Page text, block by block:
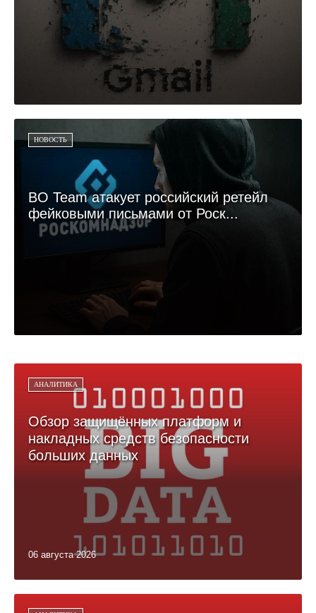
НОВОСТЬ
BO Team атакует российский ретейл
фейковыми письмами от Роск...
АНАЛИТИКА
Обзор защищённых платформ и
накладных средств безопасности
больших данных
06 августа 2026